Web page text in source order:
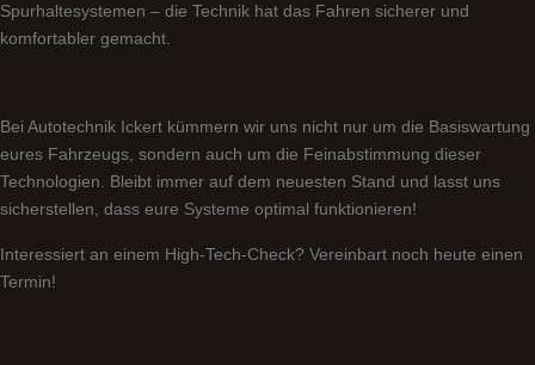
Spurhaltesystemen – die Technik hat das Fahren sicherer und
komfortabler gemacht.
Bei Autotechnik Ickert kümmern wir uns nicht nur um die Basiswartung
eures Fahrzeugs, sondern auch um die Feinabstimmung dieser
Technologien. Bleibt immer auf dem neuesten Stand und lasst uns
sicherstellen, dass eure Systeme optimal funktionieren!
Interessiert an einem High-Tech-Check? Vereinbart noch heute einen
Termin!